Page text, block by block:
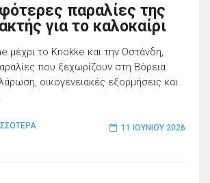
παραλίες της
για το καλοκαίρι
μέχρι το Knokke και την Οστάνδη,
που ξεχωρίζουν στη Βόρεια
οικογενειακές εξορμήσεις και
11 ΙΟΥΝΊΟΥ 2026